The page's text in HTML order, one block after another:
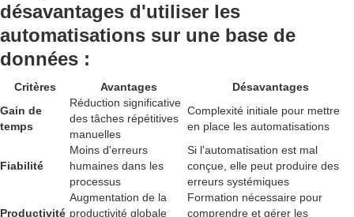
désavantages d'utiliser les
automatisations sur une base de
données :
Critères Avantages
Désavantages
Gain de
temps
Réduction significative
des tâches répétitives
manuelles
Complexité initiale pour mettre
en place les automatisations
Fiabilité
Moins d'erreurs
humaines dans les
processus
Si l'automatisation est mal
conçue, elle peut produire des
erreurs systémiques
Productivité
Augmentation de la
productivité globale
Formation nécessaire pour
comprendre et gérer les